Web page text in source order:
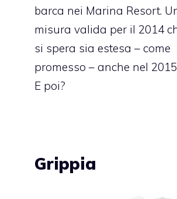
barca nei Marina Resort.
misura valida per il 2014
si spera sia estesa – come
promesso – anche nel
E poi?
Grippia